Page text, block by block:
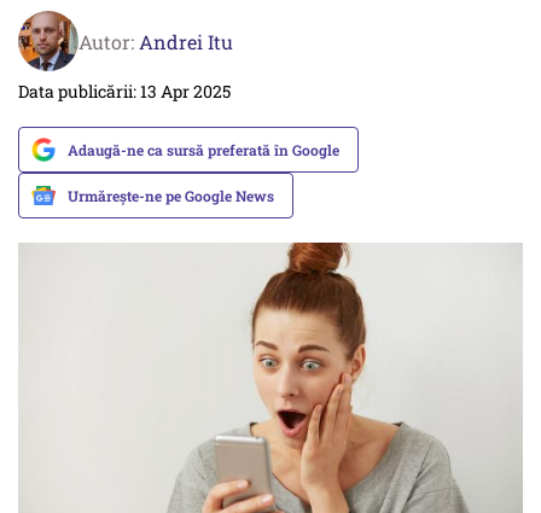
Autor: Andrei Itu
Data publicării: 13 Apr 2025
Adaugă-ne ca sursă preferată în Google
Urmărește-ne pe Google News